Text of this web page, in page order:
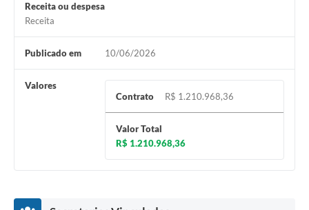
Receita ou despesa
Receita
Publicado em 10/06/2026
Valores
Contrato
R$ 1.210.968,36
Valor Total
R$ 1.210.968,36